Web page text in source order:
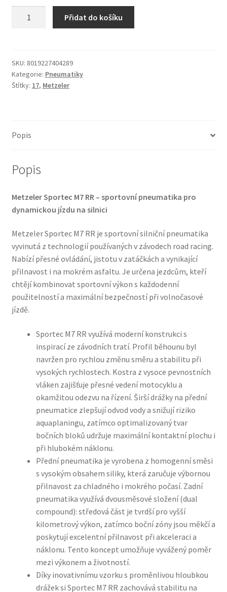
RR
(M)
120/70
TL
množství
Přidat do košíku
SKU: 8019227404289
Kategorie: Pneumatiky
Štítky: 17, Metzeler
Popis
Popis
Metzeler Sportec M7 RR – sportovní pneumatika pro
dynamickou jízdu na silnici
Metzeler Sportec M7 RR je sportovní silniční pneumatika
vyvinutá z technologií používaných v závodech road racing.
Nabízí přesné ovládání, jistotu v zatáčkách a vynikající
přilnavost i na mokrém asfaltu. Je určena jezdcům, kteří
chtějí kombinovat sportovní výkon s každodenní
použitelností a maximální bezpečností při volnočasové
jízdě.
Sportec M7 RR využívá moderní konstrukci s
inspirací ze závodních tratí. Profil běhounu byl
navržen pro rychlou změnu směru a stabilitu při
vysokých rychlostech. Kostra z vysoce pevnostních
vláken zajišťuje přesné vedení motocyklu a
okamžitou odezvu na řízení. Širší drážky na přední
pneumatice zlepšují odvod vody a snižují riziko
aquaplaningu, zatímco optimalizovaný tvar
bočních bloků udržuje maximální kontaktní plochu i
při hlubokém náklonu.
Přední pneumatika je vyrobena z homogenní směsi
s vysokým obsahem siliky, která zaručuje výbornou
přilnavost za chladného i mokrého počasí. Zadní
pneumatika využívá dvousměsové složení (dual
compound): středová část je tvrdší pro vyšší
kilometrový výkon, zatímco boční zóny jsou měkčí a
poskytují excelentní přilnavost při akceleraci a
náklonu. Tento koncept umožňuje vyvážený poměr
mezi výkonem a životností.
Díky inovativnímu vzorku s proměnlivou hloubkou
drážek si Sportec M7 RR zachovává stabilitu na